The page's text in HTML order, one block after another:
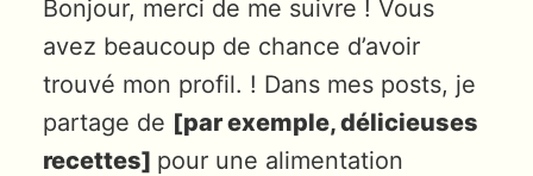
Bonjour, merci de me suivre ! Vous
avez beaucoup de chance d’avoir
trouvé mon profil. ! Dans mes posts, je
partage de [par exemple, délicieuses
recettes] pour une alimentation